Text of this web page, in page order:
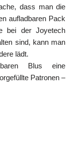
dass man die
aufladbaren Pack
bei der Joyetech
sind, kann man
lädt.
Blus eine
Patronen –